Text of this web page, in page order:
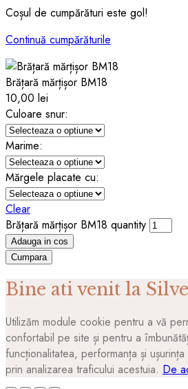
Coșul de cumpărături este gol!
Continuă cumpărăturile
Brățară mărțișor BM18
10,00 lei
Culoare snur:
Marime:
Mărgele placate cu:
Clear
Brățară mărțișor BM18 quantity
Adauga in cos
Cumpara
Bine ati venit la
Utilizăm module cookie pentru a vă
confortabil pe site și pentru a
funcționalitatea, performanța și
prin analizarea traficului acestuia. De